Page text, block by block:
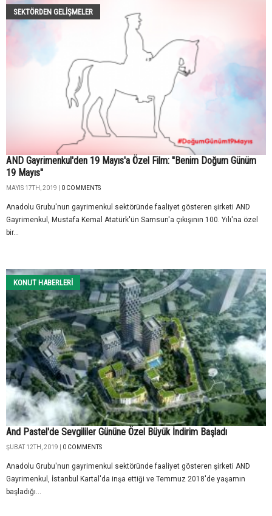
SEKTÖRDEN GELIŞMELER
AND Gayrimenkul'den 19 Mayıs'a Özel Film: ''Benim Doğum Günüm
19 Mayıs''
MAYIS 17TH, 2019 | 0 COMMENTS
Anadolu Grubu'nun gayrimenkul sektöründe faaliyet gösteren şirketi AND
Gayrimenkul, Mustafa Kemal Atatürk'ün Samsun'a çıkışının 100. Yılı'na özel
bir...
KONUT HABERLERI
And Pastel'de Sevgililer Gününe Özel Büyük İndirim Başladı
ŞUBAT 12TH, 2019 | 0 COMMENTS
Anadolu Grubu'nun gayrimenkul sektöründe faaliyet gösteren şirketi AND
Gayrimenkul, İstanbul Kartal'da inşa ettiği ve Temmuz 2018'de yaşamın
başladığı...